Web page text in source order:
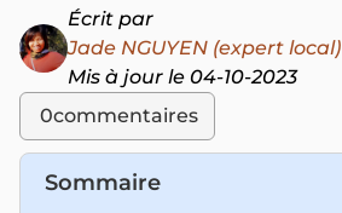
Écrit par
Jade NGUYEN (expert local)
Mis à jour le 04-10-2023
0commentaires
Sommaire